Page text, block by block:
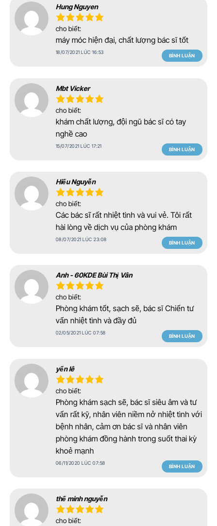
Hung Nguyen
cho biết:
máy móc hiện đại, chất lượng bác sĩ tốt
18/07/2021 LÚC 16:53
BÌNH LUẬN
Mbt Vicker
cho biết:
khám chất lượng, đội ngũ bác sĩ có tay
nghề cao
15/07/2021 LÚC 17:21
BÌNH LUẬN
Hiếu Nguyễn
cho biết:
Các bác sĩ rất nhiệt tình và vui vẻ. Tôi rất
hài lòng về dịch vụ của phòng khám
08/07/2021 LÚC 23:08
BÌNH LUẬN
Anh - 60KDE Bùi Thị Vân
cho biết:
Phòng khám tốt, sạch sẽ, bác sĩ Chiến tư
vấn nhiệt tình và đầy đủ
02/05/2021 LÚC 07:58
BÌNH LUẬN
yến lê
cho biết:
Phòng khám sạch sẽ, bác sĩ siêu âm và tư
vấn rất kỹ, nhân viên niềm nở nhiệt tình với
bệnh nhân, cảm ơn bác sĩ và nhân viên
phòng khám đồng hành trong suốt thai kỳ
khoẻ mạnh
06/11/2020 LÚC 07:58
BÌNH LUẬN
thế minh nguyễn
cho biết: